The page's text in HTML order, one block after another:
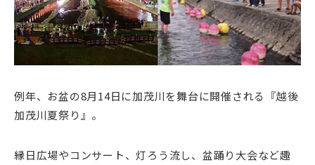
例年、お盆の8月14日に加茂川を舞台に開催される『越後
加茂川夏祭り』。
縁日広場やコンサート、灯ろう流し、盆踊り大会など趣